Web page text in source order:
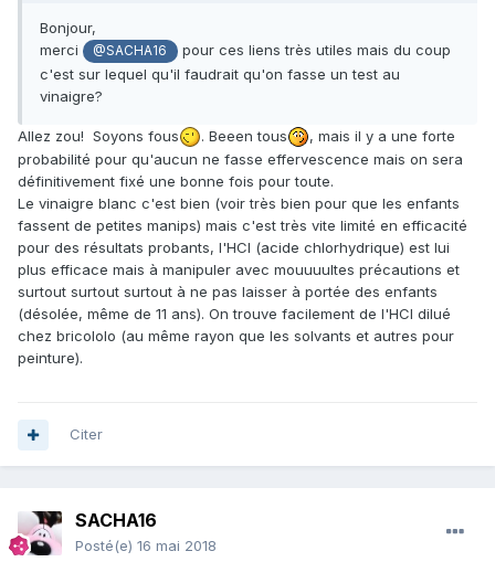
Bonjour,
merci
@SACHA16
pour ces liens très utiles mais du coup
c'est sur lequel qu'il faudrait qu'on fasse un test au
vinaigre?
Allez zou! Soyons fous . Beeen tous
, mais il y a une forte
probabilité pour qu'aucun ne fasse effervescence mais on sera
définitivement fixé une bonne fois pour toute.
Le vinaigre blanc c'est bien (voir très bien pour que les enfants
fassent de petites manips) mais c'est très vite limité en efficacité
pour des résultats probants, l'HCl (acide chlorhydrique) est lui
plus efficace mais à manipuler avec mouuuultes précautions et
surtout surtout surtout à ne pas laisser à portée des enfants
(désolée, même de 11 ans). On trouve facilement de l'HCl dilué
chez bricololo (au même rayon que les solvants et autres pour
peinture).
Citer
SACHA16
Posté(e) 16 mai 2018